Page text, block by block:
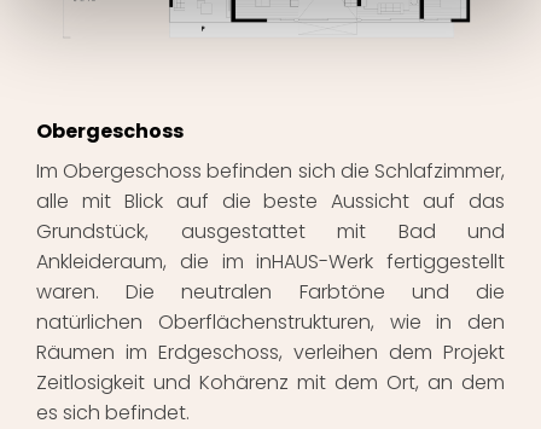
Obergeschoss
Im Obergeschoss befinden sich die Schlafzimmer,
alle mit Blick auf die beste Aussicht auf das
Grundstück, ausgestattet mit Bad und
Ankleideraum, die im inHAUS-Werk fertiggestellt
waren. Die neutralen Farbtöne und die
natürlichen Oberflächenstrukturen, wie in den
Räumen im Erdgeschoss, verleihen dem Projekt
Zeitlosigkeit und Kohärenz mit dem Ort, an dem
es sich befindet.